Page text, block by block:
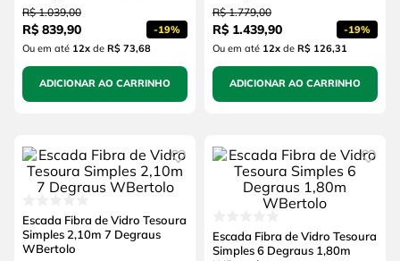
R$ 1.039,00
R$ 839,90 -19%
Ou em até 12xde R$ 73,68
ADICIONAR AO CARRINHO
R$ 1.779,00
R$ 1.439,90 -19%
Ou em até 12xde R$ 126,31
ADICIONAR AO CARRINHO
Escada Fibra de Vidro Tesoura
Simples 2,10m 7 Degraus
WBertolo
Escada Fibra de Vidro Tesoura
Simples 6 Degraus 1,80m